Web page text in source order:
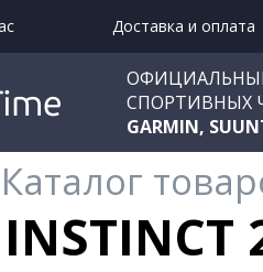
Доставка и оплата
СПОРТИВНЫХ
GARMIN,
Каталог